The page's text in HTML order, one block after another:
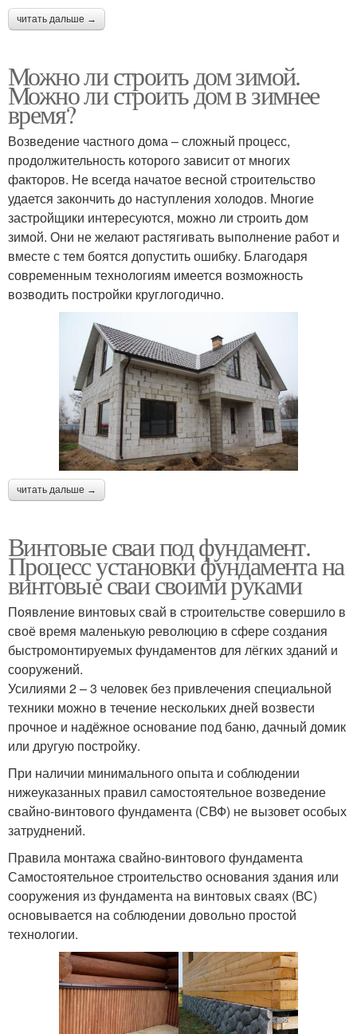
читать дальше →
Можно ли строить дом зимой.
Можно ли строить дом в зимнее
время?
Возведение частного дома – сложный процесс,
продолжительность которого зависит от многих
факторов. Не всегда начатое весной строительство
удается закончить до наступления холодов. Многие
застройщики интересуются, можно ли строить дом
зимой. Они не желают растягивать выполнение работ и
вместе с тем боятся допустить ошибку. Благодаря
современным технологиям имеется возможность
возводить постройки круглогодично.
читать дальше →
Винтовые сваи под фундамент.
Процесс установки фундамента на
винтовые сваи своими руками
Появление винтовых свай в строительстве совершило в
своё время маленькую революцию в сфере создания
быстромонтируемых фундаментов для лёгких зданий и
сооружений.
Усилиями 2 – 3 человек без привлечения специальной
техники можно в течение нескольких дней возвести
прочное и надёжное основание под баню, дачный домик
или другую постройку.
При наличии минимального опыта и соблюдении
нижеуказанных правил самостоятельное возведение
свайно-винтового фундамента (СВФ) не вызовет особых
затруднений.
Правила монтажа свайно-винтового фундамента
Самостоятельное строительство основания здания или
сооружения из фундамента на винтовых сваях (ВС)
основывается на соблюдении довольно простой
технологии.